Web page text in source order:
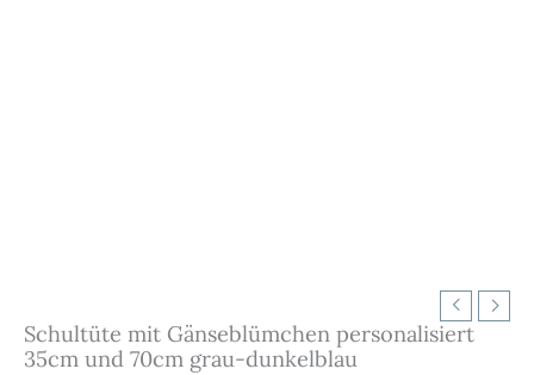
Schultüte mit Gänseblümchen personalisiert
35cm und 70cm grau-dunkelblau